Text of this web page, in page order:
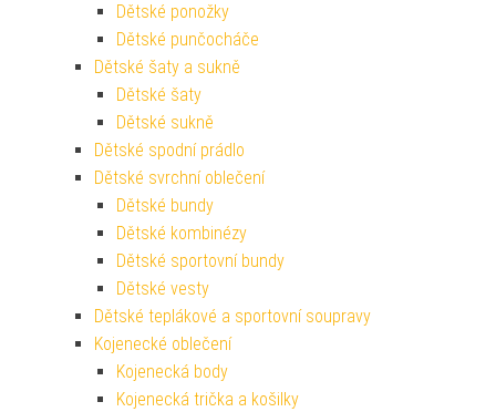
Dětské ponožky
Dětské punčocháče
Dětské šaty a sukně
Dětské šaty
Dětské sukně
Dětské spodní prádlo
Dětské svrchní oblečení
Dětské bundy
Dětské kombinézy
Dětské sportovní bundy
Dětské vesty
Dětské teplákové a sportovní soupravy
Kojenecké oblečení
Kojenecká body
Kojenecká trička a košilky